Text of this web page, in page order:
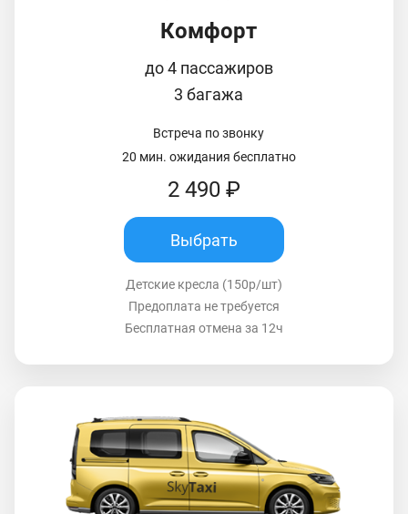
Комфорт
до 4 пассажиров
3 багажа
Встреча по звонку
20 мин. ожидания бесплатно
2 490 ₽
Выбрать
Детские кресла (150р/шт)
Предоплата не требуется
Бесплатная отмена за 12ч